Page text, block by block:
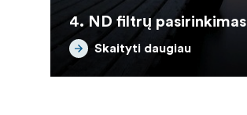
4. ND filtrų pasirinkimas
Skaityti daugiau